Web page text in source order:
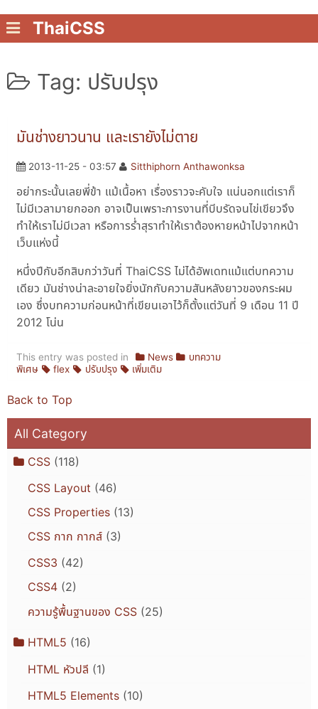
ThaiCSS
Tag: ปรับปรุง
มันช่างยาวนาน และเรายังไม่ตาย
2013-11-25 - 03:57 Sitthiphorn Anthawonksa
อย่ากระนั้นเลยพี่ข้า แม้เนื้อหา เรื่องราวจะคับใจ แน่นอกแต่เราก็
ไม่มีเวลามายกออก อาจเป็นเพราะการงานที่บีบรัดจนไข่เขียวจึง
ทำให้เราไม่มีเวลา หรือการร่ำสุราทำให้เราต้องหายหน้าไปจากหน้า
เว็บแห่งนี้
หนึ่งปีกับอีกสิบกว่าวันที่ ThaiCSS ไม่ได้อัพเดทแม้แต่บทความ
เดียว มันช่างน่าละอายใจยิ่งนักกับความสันหลังยาวของกระผม
เอง ซึ่งบทความก่อนหน้าที่เขียนเอาไว้ก็ตั้งแต่วันที่ 9 เดือน 11 ปี
2012 โน่น
This entry was posted in News
บทความ
พิเศษ
flex ปรับปรุง เพิ่มเติม
Back to Top
All Category
CSS(118)
CSS Layout (46)
CSS Properties(13)
CSS กาก กากส์(3)
CSS3 (42)
CSS4(2)
ความรู้พื้นฐานของ CSS(25)
HTML5 (16)
HTML หัวปลี (1)
HTML5 Elements(10)